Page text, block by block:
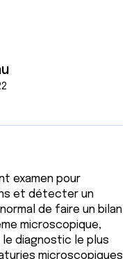
examen pour
et détecter un
de faire un bilan
microscopique,
le diagnostic le plus
microscopiques